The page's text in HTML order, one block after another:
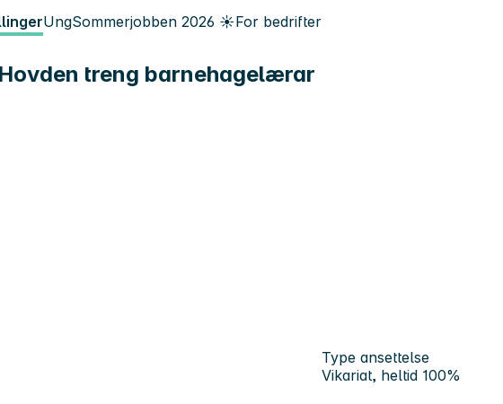
UngSommerjobben 2026 ☀️For bedrifter
treng barnehagelærar
Type ansettelse
Vikariat, heltid 100%